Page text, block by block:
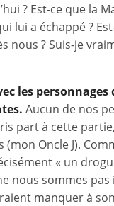
? Est-ce que la
lui a échappé ?
nous ? Suis-je
les
Aucun de nos
part à cette
(mon Oncle J).
« un
nous sommes
manquer à